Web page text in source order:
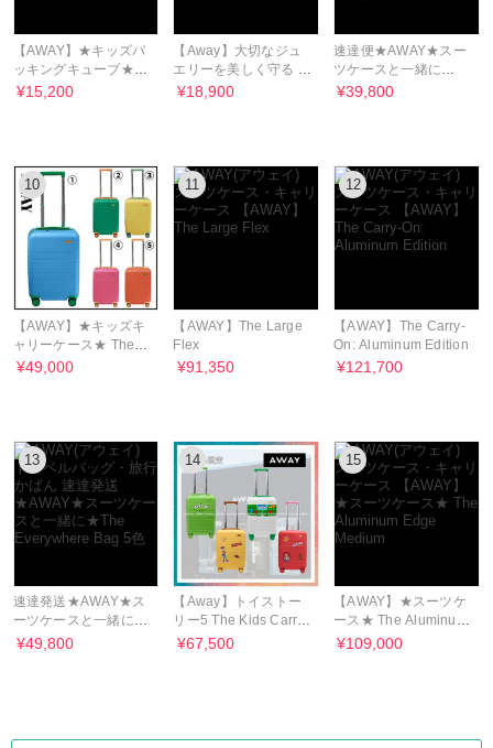
【AWAY】★キッズパ
ッキングキューブ★
Kids Packing Cubes
¥15,200
【Away】大切なジュ
エリーを美しく守る ジ
ュエリーロール
¥18,900
速達便★AWAY★スー
ツケースと一緒に
★The Everywhere
¥39,800
10
【AWAY】★キッズキ
ャリーケース★ The
Kids Carry-On
¥49,000
11
【AWAY】The Large
Flex
¥91,350
12
【AWAY】The Carry-
On: Aluminum Edition
¥121,700
13
速達発送★AWAY★ス
ーツケースと一緒に
★The Everywhere
¥49,800
14
【Away】トイストー
リー5 The Kids Carry-
On 機内持ち込み 軽量
¥67,500
15
【AWAY】★スーツケ
ース★ The Aluminum
Edge Medium
¥109,000